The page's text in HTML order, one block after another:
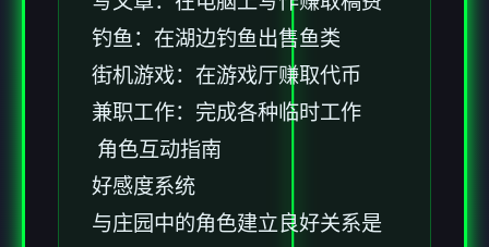
钓鱼：在湖边钓鱼出售鱼类
街机游戏：在游戏厅赚取代币
兼职工作：完成各种临时工作
角色互动指南
好感度系统
与庄园中的角色建立良好关系是